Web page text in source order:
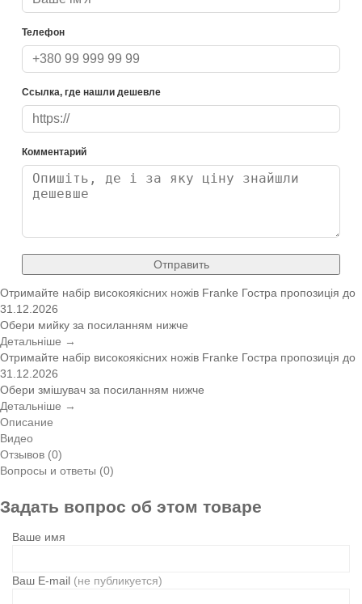
Телефон
Ссылка, где нашли дешевле
Комментарий
Отправить
Отримайте набір високоякісних ножів Franke Гостра пропозиція до
31.12.2026
Обери мийку за посиланням нижче
Детальніше →
Отримайте набір високоякісних ножів Franke Гостра пропозиція до
31.12.2026
Обери змішувач за посиланням нижче
Детальніше →
Описание
Видео
Отзывов (0)
Вопросы и ответы (0)
Задать вопрос об этом товаре
Ваше имя
Ваш E-mail (не публикуется)